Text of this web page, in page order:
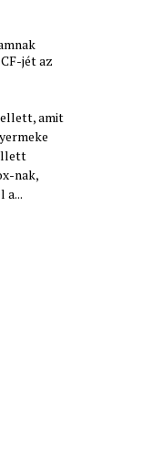
jét az
amit
nak,
a...